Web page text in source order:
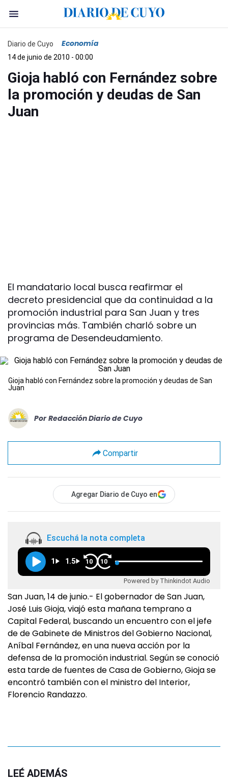
Diario de Cuyo Economía
14 de junio de 2010 - 00:00
Gioja habló con Fernández sobre
la promoción y deudas de San
Juan
El mandatario local busca reafirmar el
decreto presidencial que da continuidad a la
promoción industrial para San Juan y tres
provincias más. También charló sobre un
programa de Desendeudamiento.
Gioja habló con Fernández sobre la promoción y deudas de San
Juan
Por Redacción Diario de Cuyo
Compartir
Agregar Diario de Cuyo en
Escuchá la nota completa
1 1.5 10 10
Powered by Thinkindot Audio
San Juan, 14 de junio.- El gobernador de San Juan,
José Luis Gioja, viajó esta mañana temprano a
Capital Federal, buscando un encuentro con el jefe
de de Gabinete de Ministros del Gobierno Nacional,
Aníbal Fernández, en una nueva acción por la
defensa de la promoción industrial. Según se conoció
esta tarde de fuentes de Casa de Gobierno, Gioja se
encontró también con el ministro del Interior,
Florencio Randazzo.
LEÉ ADEMÁS